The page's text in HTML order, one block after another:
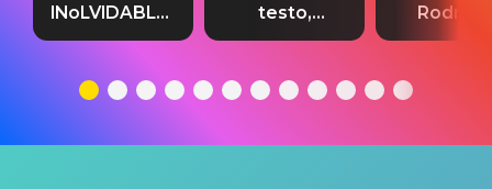
INoLVIDABLE”:
testo,
significato
testo,
traduzione e
del singolo
testo,